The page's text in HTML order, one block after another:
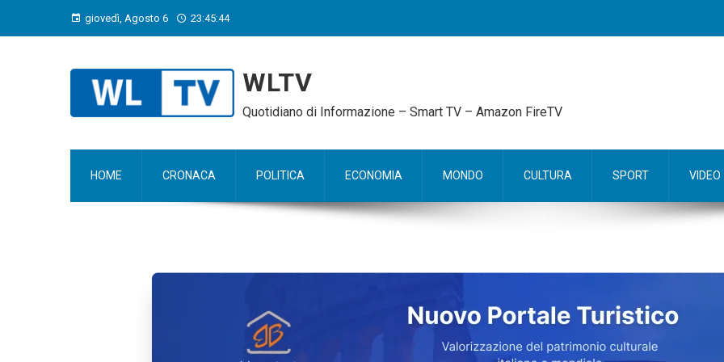
giovedì, Agosto 6 23:45:45
WLTV
Quotidiano di Informazione – Smart TV – Amazon FireTV
HOME CRONACA POLITICA ECONOMIA MONDO CULTURA SPORT VIDEO